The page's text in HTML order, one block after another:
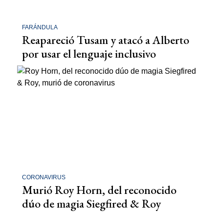
FARÁNDULA
Reapareció Tusam y atacó a Alberto
por usar el lenguaje inclusivo
CORONAVIRUS
Murió Roy Horn, del reconocido
dúo de magia Siegfired & Roy